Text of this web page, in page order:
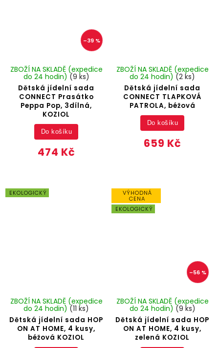
–39 %
Dětská jídelní sada
CONNECT Prasátko
Peppa Pop, 3dílná,
KOZIOL
ZBOŽÍ NA SKLADĚ (expedice
do 24 hodin) (9 ks)
474 Kč
Do košíku
Dětská jídelní sada
CONNECT TLAPKOVÁ
PATROLA, béžová
ZBOŽÍ NA SKLADĚ (expedice
do 24 hodin) (2 ks)
659 Kč
Do košíku
EKOLOGICKÝ
Dětská jídelní sada HOP
ON AT HOME, 4 kusy,
béžová KOZIOL
ZBOŽÍ NA SKLADĚ (expedice
do 24 hodin) (11 ks)
VÝHODNÁ
CENA
EKOLOGICKÝ
–56 %
Dětská jídelní sada HOP
ON AT HOME, 4 kusy,
zelená KOZIOL
ZBOŽÍ NA SKLADĚ (expedice
do 24 hodin) (9 ks)